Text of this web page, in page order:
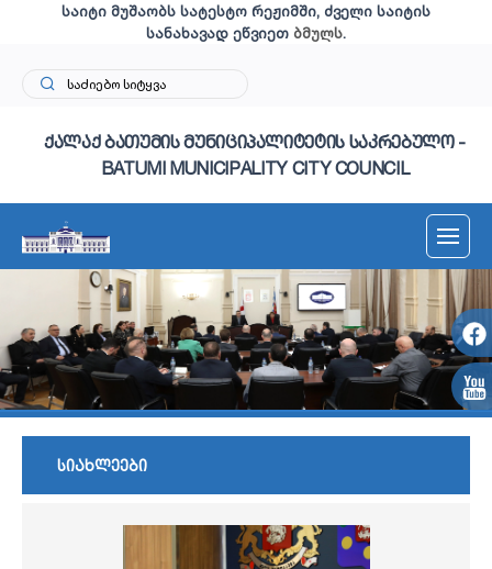
საიტი მუშაობს სატესტო რეჟიმში, ძველი საიტის
სანახავად ეწვიეთ ბმულს.
ქალაქ ბათუმის მუნიციპალიტეტის საკრებულო -
BATUMI MUNICIPALITY CITY COUNCIL
სიახლეები